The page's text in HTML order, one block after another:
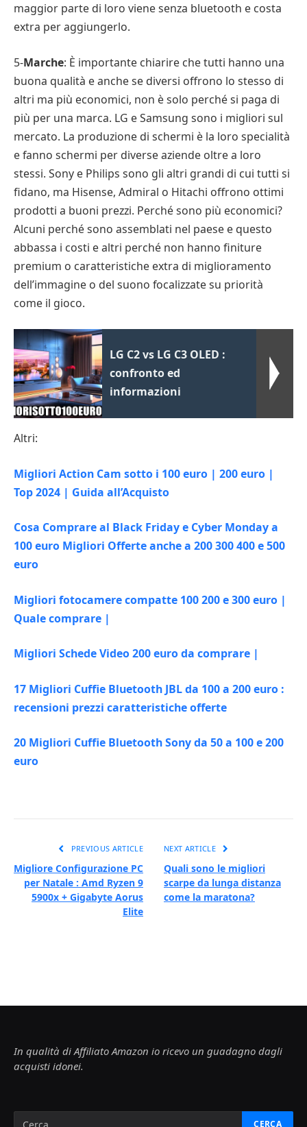
maggior parte di loro viene senza bluetooth e costa
extra per aggiungerlo.
5-Marche: È importante chiarire che tutti hanno una
buona qualità e anche se diversi offrono lo stesso di
altri ma più economici, non è solo perché si paga di
più per una marca. LG e Samsung sono i migliori sul
mercato. La produzione di schermi è la loro specialità
e fanno schermi per diverse aziende oltre a loro
stessi. Sony e Philips sono gli altri grandi di cui tutti si
fidano, ma Hisense, Admiral o Hitachi offrono ottimi
prodotti a buoni prezzi. Perché sono più economici?
Alcuni perché sono assemblati nel paese e questo
abbassa i costi e altri perché non hanno finiture
premium o caratteristiche extra di miglioramento
dell’immagine o del suono focalizzate su priorità
come il gioco.
LG C2 vs LG C3 OLED :
confronto ed
informazioni
Altri:
Migliori Action Cam sotto i 100 euro | 200 euro |
Top 2024 | Guida all’Acquisto
Cosa Comprare al Black Friday e Cyber Monday a
100 euro Migliori Offerte anche a 200 300 400 e 500
euro
Migliori fotocamere compatte 100 200 e 300 euro |
Quale comprare |
Migliori Schede Video 200 euro da comprare |
17 Migliori Cuffie Bluetooth JBL da 100 a 200 euro :
recensioni prezzi caratteristiche offerte
20 Migliori Cuffie Bluetooth Sony da 50 a 100 e 200
euro
PREVIOUS ARTICLE
Migliore Configurazione PC
per Natale : Amd Ryzen 9
5900x + Gigabyte Aorus
Elite
NEXT ARTICLE
Quali sono le migliori
scarpe da lunga distanza
come la maratona?
In qualità di Affiliato Amazon io ricevo un guadagno dagli
acquisti idonei.